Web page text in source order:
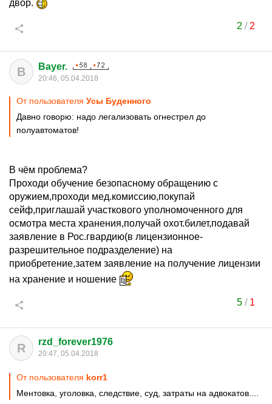
двор.
2 / 2
B Bayer.
20:46, 05.04.2018
От пользователя Усы Буденного
Давно говорю: надо легализовать огнестрел до
полуавтоматов!
В чём проблема?
Проходи обучение безопасному обращению с
оружием,проходи мед.комиссию,покупай
сейф,приглашай участкового уполномоченного для
осмотра места хранения,получай охот.билет,подавай
заявление в Рос.гвардию(в лицензионное-
разрешительное подразделение) на
приобретение,затем заявление на получение лицензии
на хранение и ношение
5/ 1
R rzd_forever1976
20:47, 05.04.2018
От пользователя korr1
Ментовка, уголовка, следствие, суд, затраты на адвокатов....